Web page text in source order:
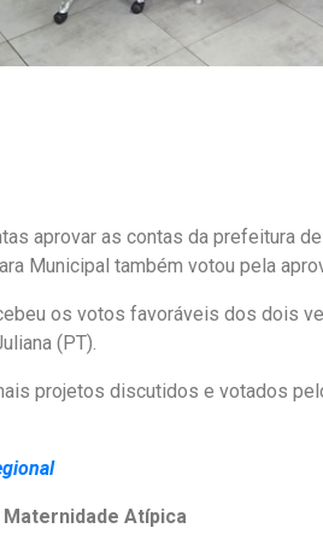
aprovar as contas da prefeitura
Municipal também votou pela
os votos favoráveis dos dois
(PT).
projetos discutidos e votados
Maternidade Atípica